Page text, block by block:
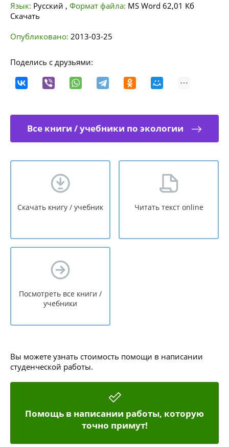
Язык: Русский , Формат файла: MS Word 62,01 Кб
Скачать
Опубликовано: 2013-03-25
Поделись с друзьями:
Все книги / учебники по экологии
Скачать книгу / учебник Читать текст online
Посмотреть все книги /
учебники
Вы можете узнать стоимость помощи в написании
студенческой работы.
Помощь в написании работы, которую
точно примут!